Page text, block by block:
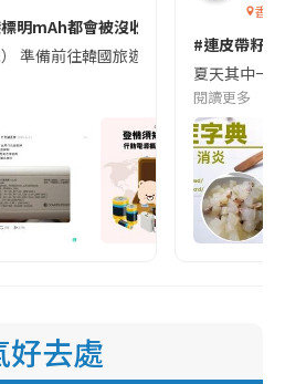
明mAh都會被沒收😱出發前切記檢查
） 準備前往韓國旅遊的民眾，近期要
香港
#連皮帶籽
夏天其中一
閱讀更多
好去處